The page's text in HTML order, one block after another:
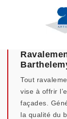
Tout
vise à offrir
façades.
la qualité du